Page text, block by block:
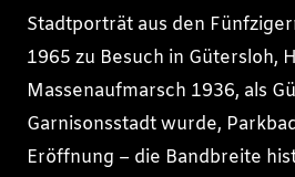
Stadtporträt aus den
1965 zu Besuch in Gütersloh,
Massenaufmarsch 1936, als
Garnisonsstadt wurde,
Eröffnung – die Bandbreite